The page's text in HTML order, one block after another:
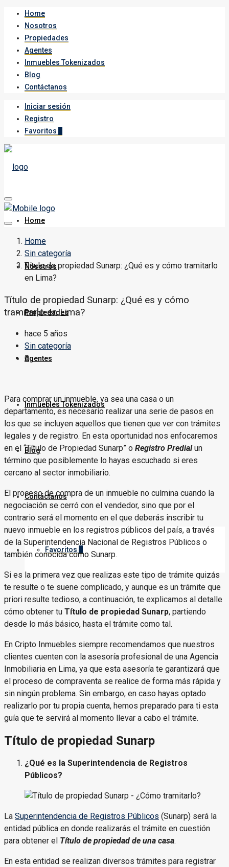
Home
Nosotros
Propiedades
Agentes
Inmuebles Tokenizados
Blog
Contáctanos
Iniciar sesión
Registro
Favoritos
Home
Nosotros
Propiedades
Agentes
Inmuebles Tokenizados
Blog
Contáctanos
Favoritos
Home
Sin categoría
Título de propiedad Sunarp: ¿Qué es y cómo tramitarlo
en Lima?
Título de propiedad Sunarp: ¿Qué es y cómo
tramitarlo en Lima?
hace 5 años
Sin categoría
0
Para comprar un inmueble, ya sea una casa o un
departamento, es necesario realizar una serie de pasos en
los que se incluyen aquellos que tienen que ver con trámites
legales y de registro. En esta oportunidad nos enfocaremos
en el “Título de Propiedad Sunarp” o Registro Predialun
término que posiblemente lo hayas escuchado si eres
cercano al sector inmobiliario.
El proceso de compra de un inmueble no culmina cuando la
negociación se cerró con el vendedor, sino que por el
contrario será el momento en el que deberás inscribir tu
nuevo inmueble en los registros públicos del país, a través
de la Superintendencia Nacional de Registros Públicos o
también conocida como Sunarp.
Si es la primera vez que realizas este tipo de trámite quizás
te resulte o te suene complicado, y aunque es un trámite que
priori resulte tedioso, a continuación, te explicamos al detalle
cómo obtener tu Título de propiedad Sunarp, partiendo
desde lo más básico, hasta el trámite como tal.
En Cripto Inmuebles siempre recomendamos que nuestros
clientes cuenten con la asesoría profesional de una Agencia
Inmobiliaria en Lima, ya que esta asesoría te garantizará que
el proceso de compraventa se realice de forma más rápida y
sin ningún problema. Sin embargo, en caso hayas optado
realizarlo por tu propia cuenta, hemos preparado para ti esta
guía que te servirá al momento llevar a cabo el trámite.
Título de propiedad Sunarp
¿Qué es la Superintendencia de Registros
Públicos?
La Superintendencia de Registros Públicos (Sunarp) será la
entidad pública en donde realizarás el trámite en cuestión
para obtener el Título de propiedad de una casa.
En esta entidad se realizan diversos trámites para registrar